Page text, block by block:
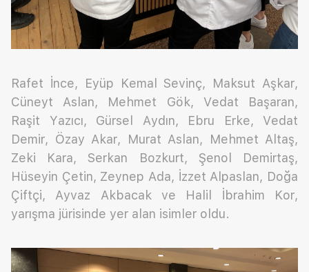
Rafet İnce, Eyüp Kemal Sevinç, Maksut Aşkar,
Cüneyt Aslan, Mehmet Gök, Vedat Başaran,
Raşit Yazıcı, Gürsel Aydın, Ebru Erke, Vedat
Demir, Özay Akar, Murat Aslan, Mehmet Altaş,
Zeki Kara, Serkan Bozkurt, Şenol Demirtaş,
Hüseyin Çetin, Zeynep Ada, İzzet Alpaslan, Doğa
Çiftçi, Ayvaz Akbacak ve Halil İbrahim Kor,
yarışma jürisinde yer alan isimler oldu.